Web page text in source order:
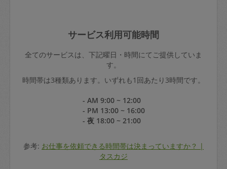
サービス利用可能時間
全てのサービスは、下記曜日・時間にてご提供していま
す。
時間帯は3種類あります。いずれも1回あたり3時間です。
- AM 9:00 ~ 12:00
- PM 13:00 ~ 16:00
- 夜 18:00 ~ 21:00
参考: お仕事を依頼できる時間帯は決まっていますか？ |
タスカジ